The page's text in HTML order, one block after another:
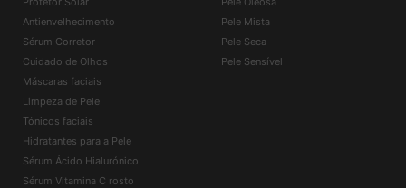
Antienvelhecimento
Sérum Corretor
Cuidado de Olhos
Máscaras faciais
Limpeza de Pele
Tónicos faciais
Hidratantes para a Pele
Sérum Ácido Hialurónico
Sérum Vitamina C rosto
Pele Mista
Pele Seca
Pele Sensível